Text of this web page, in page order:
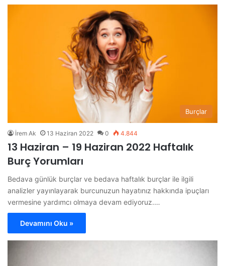
Burçlar
İrem Ak 13 Haziran 2022 0 4.844
13 Haziran – 19 Haziran 2022 Haftalık
Burç Yorumları
Bedava günlük burçlar ve bedava haftalık burçlar ile ilgili
analizler yayınlayarak burcunuzun hayatınız hakkında ipuçları
vermesine yardımcı olmaya devam ediyoruz.…
Devamını Oku »